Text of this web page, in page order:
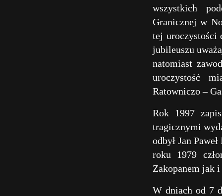
wszystkich
Granicznej w
tej uroczystości
jubileuszu
natomiast
uroczystość
Ratowniczo –
Rok 1997
tragicznymi
odbył Jan
roku 1979
Zakopanem jak
W dniach od 7